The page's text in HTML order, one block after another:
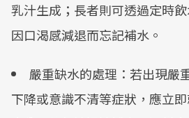
乳汁生成；長者則可透過定時
因口渴感減退而忘記補水。
嚴重缺水的處理：若出現嚴
下降或意識不清等症狀，應立